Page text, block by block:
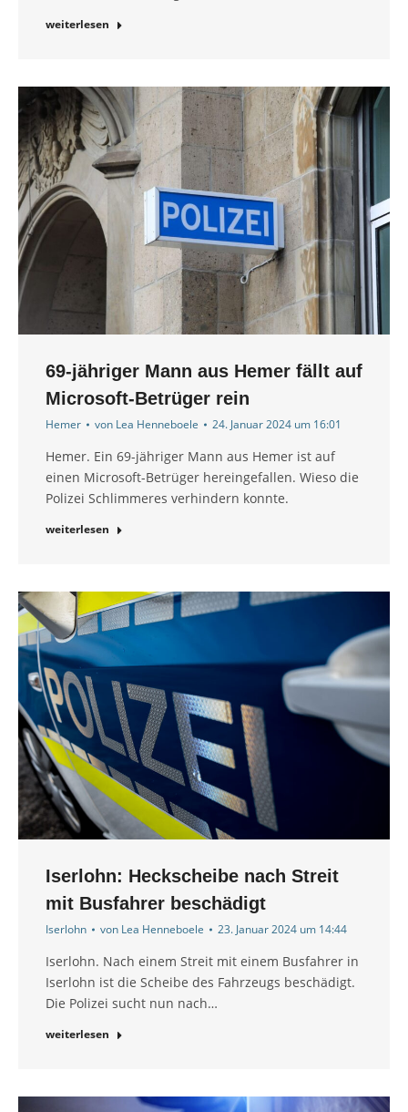
weiterlesen
69-jähriger Mann aus Hemer fällt auf
Microsoft-Betrüger rein
Hemer von Lea Henneboele 24. Januar 2024 um 16:01
Hemer. Ein 69-jähriger Mann aus Hemer ist auf
einen Microsoft-Betrüger hereingefallen. Wieso die
Polizei Schlimmeres verhindern konnte.
weiterlesen
Iserlohn: Heckscheibe nach Streit
mit Busfahrer beschädigt
Iserlohn von Lea Henneboele 23. Januar 2024 um 14:44
Iserlohn. Nach einem Streit mit einem Busfahrer in
Iserlohn ist die Scheibe des Fahrzeugs beschädigt.
Die Polizei sucht nun nach…
weiterlesen